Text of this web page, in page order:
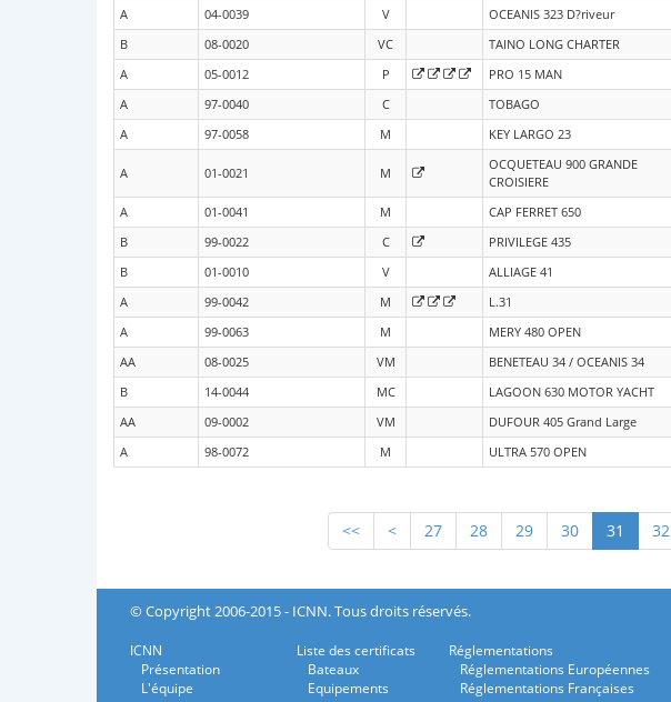
A
04-0039 V OCEANIS 323 D?riveur
B
08-0020 VC TAINO LONG CHARTER
A
05-0012 P PRO 15 MAN
A
97-0040 C TOBAGO
A
97-0058 M KEY LARGO 23
A 01-0021 M
OCQUETEAU 900 GRANDE
CROISIERE
A 01-0041 M CAP FERRET 650
B
99-0022 C PRIVILEGE 435
B
01-0010 V ALLIAGE 41
A
99-0042 M L.31
A
99-0063 M MERY 480 OPEN
AA
08-0025 VM BENETEAU 34 / OCEANIS 34
B
14-0044 MC LAGOON 630 MOTOR YACHT
AA
09-0002 VM DUFOUR 405 Grand Large
A
98-0072 M ULTRA 570 OPEN
<< < 27 28 29 30 31 32
© Copyright 2006-2015 - ICNN. Tous droits réservés.
ICNN
Présentation
L'équipe
Liste des certificats
Bateaux
Equipements
Réglementations
Réglementations Européennes
Réglementations Françaises